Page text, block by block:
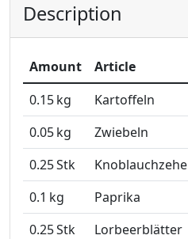
Description
Amount Article
0.15kg
Kartoffeln
0.05kg
Zwiebeln
0.25Stk
Knoblauchzehe
0.1 kg
Paprika
0.25Stk Lorbeerblätter